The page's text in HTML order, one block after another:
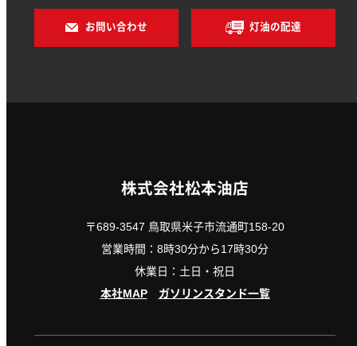
お問い合わせ 灯油の配達
株式会社松本油店
〒689-3547 鳥取県米子市流通町158-20
営業時間：8時30分から17時30分
休業日：土日・祝日
本社MAP
ガソリンスタンド一覧